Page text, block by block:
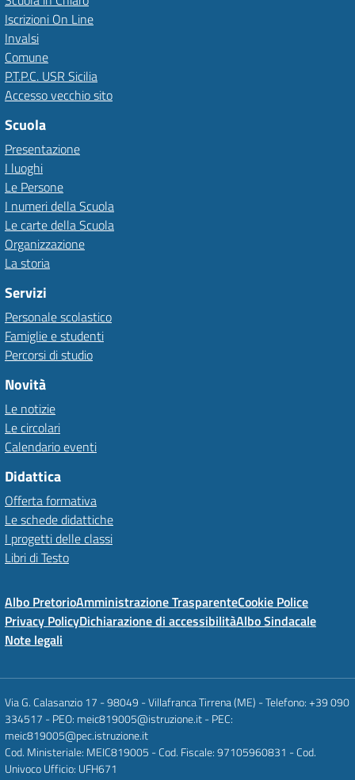
Iscrizioni On Line
Invalsi
Comune
P.T.P.C. USR Sicilia
Accesso vecchio sito
Scuola
Presentazione
I luoghi
Le Persone
I numeri della Scuola
Le carte della Scuola
Organizzazione
La storia
Servizi
Personale scolastico
Famiglie e studenti
Percorsi di studio
Novità
Le notizie
Le circolari
Calendario eventi
Didattica
Offerta formativa
Le schede didattiche
I progetti delle classi
Libri di Testo
Albo PretorioAmministrazione TrasparenteCookie Police
Privacy PolicyDichiarazione di accessibilitàAlbo Sindacale
Note legali
Via G. Calasanzio 17 - 98049 - Villafranca Tirrena (ME) - Telefono: +39 090
334517 - PEO: meic819005@istruzione.it - PEC:
meic819005@pec.istruzione.it
Cod. Ministeriale: MEIC819005 - Cod. Fiscale: 97105960831 - Cod.
Univoco Ufficio: UFH671